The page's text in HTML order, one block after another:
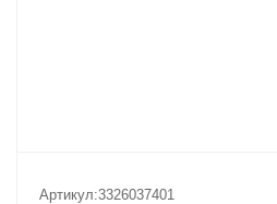
Артикул:3326037401